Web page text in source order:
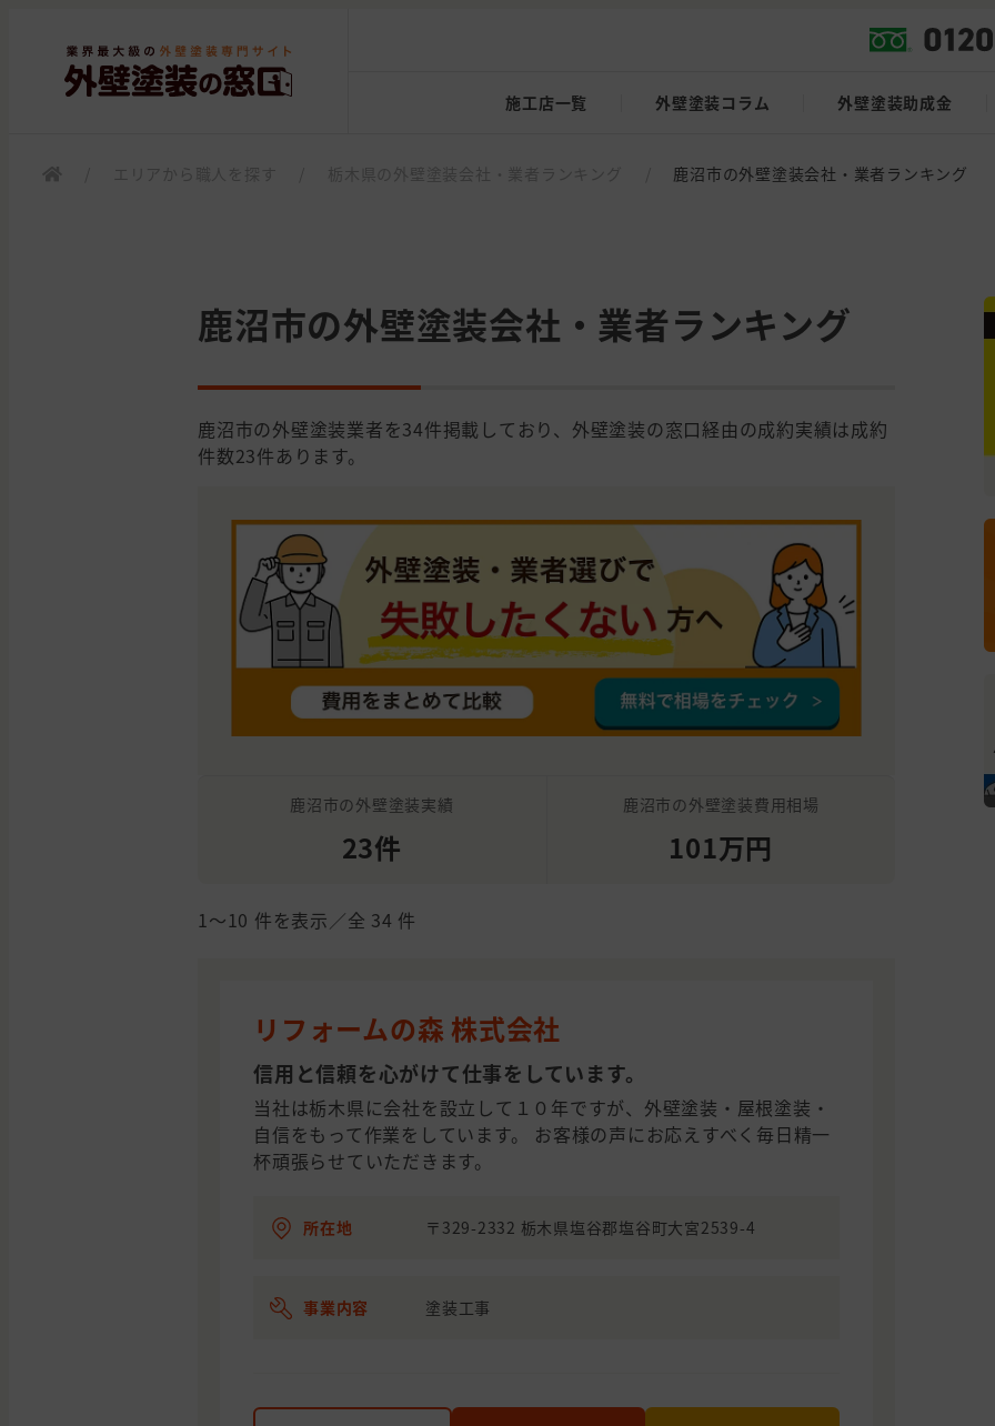
施工店一覧 外壁塗装コラム 外壁塗装助成金
鹿沼市の外壁塗装会社・業者ランキング
鹿沼市の外壁塗装会社・業者ランキング
鹿沼市の外壁塗装業者を34件掲載しており、外壁塗装の窓口経由の成約実績は成約
件数23件あります。
鹿沼市の外壁塗装実績
23件
鹿沼市の外壁塗装費用相場
101万円
1〜10 件を表示／全 34 件
リフォームの森 株式会社
信用と信頼を心がけて仕事をしています。
当社は栃木県に会社を設立して１０年ですが、外壁塗装・屋根塗装・
自信をもって作業をしています。 お客様の声にお応えすべく毎日精一
杯頑張らせていただきます。
所在地 〒329-2332 栃木県塩谷郡塩谷町大宮2539-4
事業内容 塗装工事